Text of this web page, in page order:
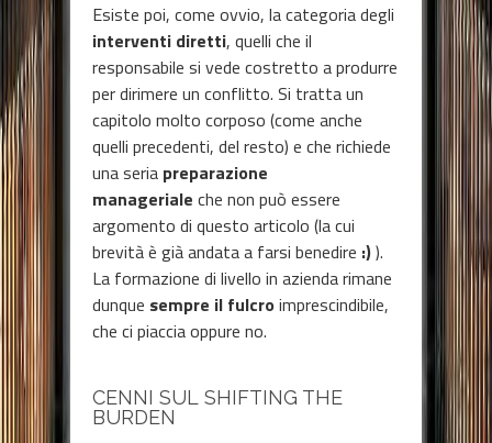
Esiste poi, come ovvio, la categoria degli
interventi diretti, quelli che il
responsabile si vede costretto a produrre
per dirimere un conflitto. Si tratta un
capitolo molto corposo (come anche
quelli precedenti, del resto) e che richiede
una seria preparazione
manageriale che non può essere
argomento di questo articolo (la cui
brevità è già andata a farsi benedire :)).
La formazione di livello in azienda rimane
dunque sempre il fulcro imprescindibile,
che ci piaccia oppure no.
CENNI SUL SHIFTING THE
BURDEN